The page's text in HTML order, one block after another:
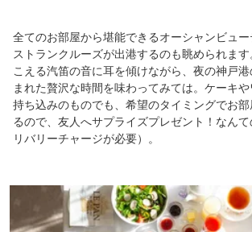
全てのお部屋から堪能できるオーシャンビュ
ストランクルーズが出港するのも眺められま
こえる汽笛の音に耳を傾けながら、夜の神戸
まれた贅沢な時間を味わってみては。ケーキ
持ち込みのものでも、希望のタイミングでお部
るので、友人へサプライズプレゼント！なん
リバリーチャージが必要）。